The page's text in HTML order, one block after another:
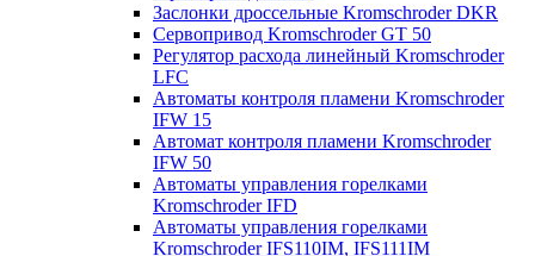
Заслонки дроссельные Kromschroder DKR
Cервопривод Kromschroder GT 50
Регулятор расхода линейный Kromschroder
LFC
Автоматы контроля пламени Kromschroder
IFW 15
Автомат контроля пламени Kromschroder
IFW 50
Автоматы управления горелками
Kromschroder IFD
Автоматы управления горелками
Kromschroder IFS110IM, IFS111IM